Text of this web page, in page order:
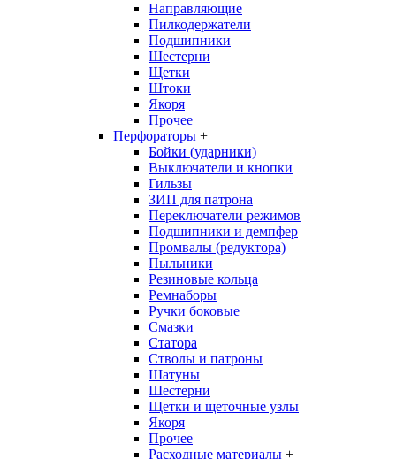
Направляющие
Пилкодержатели
Подшипники
Шестерни
Щетки
Штоки
Якоря
Прочее
Перфораторы +
Бойки (ударники)
Выключатели и кнопки
Гильзы
ЗИП для патрона
Переключатели режимов
Подшипники и демпфер
Промвалы (редуктора)
Пыльники
Резиновые кольца
Ремнаборы
Ручки боковые
Смазки
Статора
Стволы и патроны
Шатуны
Шестерни
Щетки и щеточные узлы
Якоря
Прочее
Расходные материалы +